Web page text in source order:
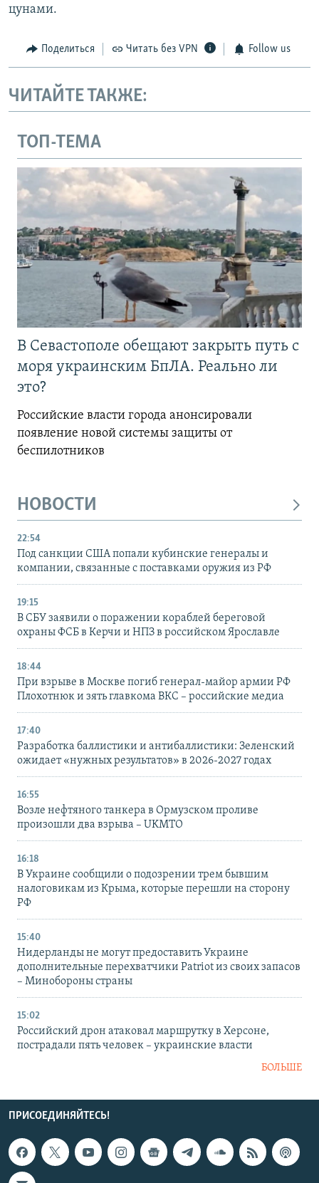
цунами.
Поделиться Читать без VPN Follow us
ЧИТАЙТЕ ТАКЖЕ:
ТОП-ТЕМА
В Севастополе обещают закрыть путь с
моря украинским БпЛА. Реально ли
это?
Российские власти города анонсировали
появление новой системы защиты от
беспилотников
НОВОСТИ
22:54
Под санкции США попали кубинские генералы и
компании, связанные с поставками оружия из РФ
19:15
В СБУ заявили о поражении кораблей береговой
охраны ФСБ в Керчи и НПЗ в российском Ярославле
18:44
При взрыве в Москве погиб генерал-майор армии РФ
Плохотнюк и зять главкома ВКС – российские медиа
17:40
Разработка баллистики и антибаллистики: Зеленский
ожидает «нужных результатов» в 2026-2027 годах
16:55
Возле нефтяного танкера в Ормузском проливе
произошли два взрыва – UKMTO
16:18
В Украине сообщили о подозрении трем бывшим
налоговикам из Крыма, которые перешли на сторону
РФ
15:40
Нидерланды не могут предоставить Украине
дополнительные перехватчики Patriot из своих запасов
– Минобороны страны
15:02
Российский дрон атаковал маршрутку в Херсоне,
пострадали пять человек – украинские власти
БОЛЬШЕ
ПРИСОЕДИНЯЙТЕСЬ!